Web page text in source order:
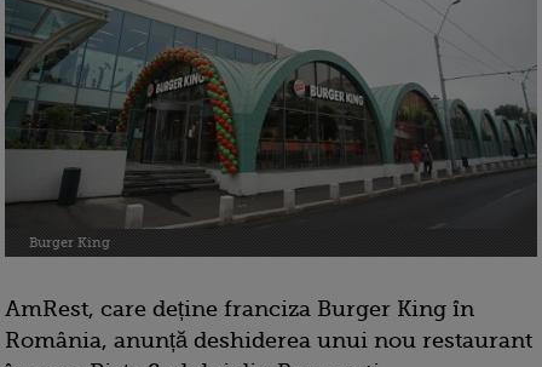
Burger King
AmRest, care deține franciza Burger King în
România, anunță deshiderea unui nou restaurant